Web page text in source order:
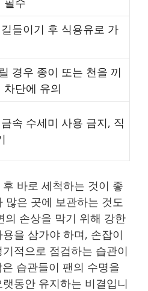
들이기 후 식용유로 가
경우 종이 또는 천을 끼
차단에 유의
속 수세미 사용 금지, 직
바로 세척하는 것이 좋
많은 곳에 보관하는 것도
의 손상을 막기 위해 강한
을 삼가야 하며, 손잡이
적으로 점검하는 습관이
습관들이 팬의 수명을
동안 유지하는 비결입니